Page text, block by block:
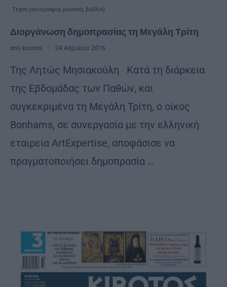
Τέχνη (αγιογραφία, μουσική, βιβλίο)
Διοργάνωση δημοπρασίας τη Μεγάλη Τρίτη
από kivotos 24 Απριλίου 2016
Της Λητώς Μησιακούλη Κατά τη διάρκεια
της Εβδομάδας των Παθών, και
συγκεκριμένα τη Μεγάλη Τρίτη, ο οίκος
Bonhams, σε συνεργασία με την ελληνική
εταιρεία ArtExpertise, αποφάσισε να
πραγματοποιήσει δημοπρασία …